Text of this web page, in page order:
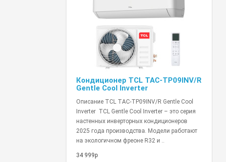
Кондиционер TCL TAC-TP09INV/R
Gentle Cool Inverter
Описание TCL TAC-TP09INV/R Gentle Cool
Inverter TCL Gentle Cool Inverter – это серия
настенных инверторных кондиционеров
2025 года производства. Модели работают
на экологичном фреоне R32 и ..
34 999р